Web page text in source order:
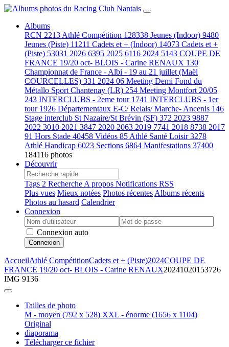
Albums
RCN 2213 Athlé Compétition 128338 Jeunes (Indoor) 9480
Jeunes (Piste) 11211 Cadets et + (Indoor) 14073 Cadets et +
(Piste) 53031 2026 6395 2025 6116 2024 5143 COUPE DE
FRANCE 19/20 oct- BLOIS - Carine RENAUX 130
Championnat de France - Albi - 19 au 21 juillet (Maël
COURCELLES) 331 2024 06 Meeting Demi Fond du
Métallo Sport Chantenay (LR) 254 Meeting Montfort 20/05
243 INTERCLUBS - 2eme tour 1741 INTERCLUBS - 1er
tour 1926 Départementaux E-C/ Relais/ Marche- Ancenis 146
Stage interclub St Nazaire/St Brévin (SF) 372 2023 9887
2022 3010 2021 3847 2020 2063 2019 7741 2018 8738 2017
91 Hors Stade 40458 Vidéos 85 Athlé Santé Loisir3278
Athlé Handicap 6023 Sections 6864 Manifestations 37400
184116 photos
Découvrir
Tags 2 Recherche A propos Notifications RSS
Plus vues Mieux notées Photos récentes Albums récents
Photos au hasard Calendrier
Connexion
Connexion auto
Connexion
AccueilAthlé CompétitionCadets et + (Piste)2024COUPE DE
FRANCE 19/20 oct- BLOIS - Carine RENAUX20241020153726
IMG 9136
Tailles de photo
M - moyen (792 x 528) XXL - énorme (1656 x 1104)
Original
diaporama
Télécharger ce fichier